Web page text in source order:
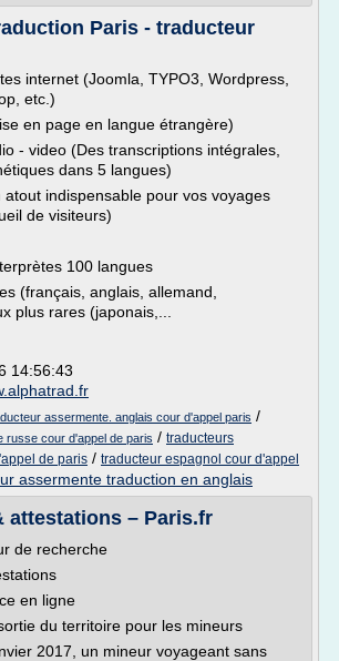
Paris - traducteur
internet (Joomla, TYPO3, Wordpress,
etc.)
en page en langue étrangère)
- video (Des transcriptions intégrales,
dans 5 langues)
indispensable pour vos voyages
de visiteurs)
100 langues
(français, anglais, allemand,
plus rares (japonais,...
14:56:43
assermente. anglais cour d'appel paris /
russe cour d'appel de paris / traducteurs
de paris / traducteur espagnol cour d'appel
assermente traduction en anglais
attestations – Paris.fr
de recherche
en ligne
du territoire pour les mineurs
2017, un mineur voyageant sans